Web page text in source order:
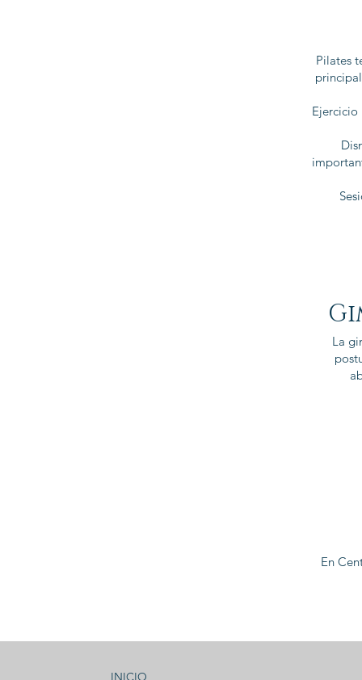
Pilates
La
En
INICIO